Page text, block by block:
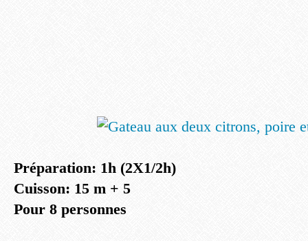
Préparation: 1h (2X1/2h)
Cuisson: 15 m + 5
Pour 8 personnes